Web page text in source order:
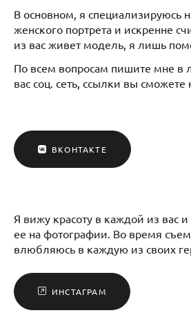
В основном, я специализируюсь
женского портрета и искренне
из вас живет модель, я лишь
По всем вопросам пишите мне
вас соц. сеть, ссылки вы сможете
ВКОНТАКТЕ
Я вижу красоту в каждой из вас
ее на фотографии. Во время
влюбляюсь в каждую из своих
ИНСТАГРАМ